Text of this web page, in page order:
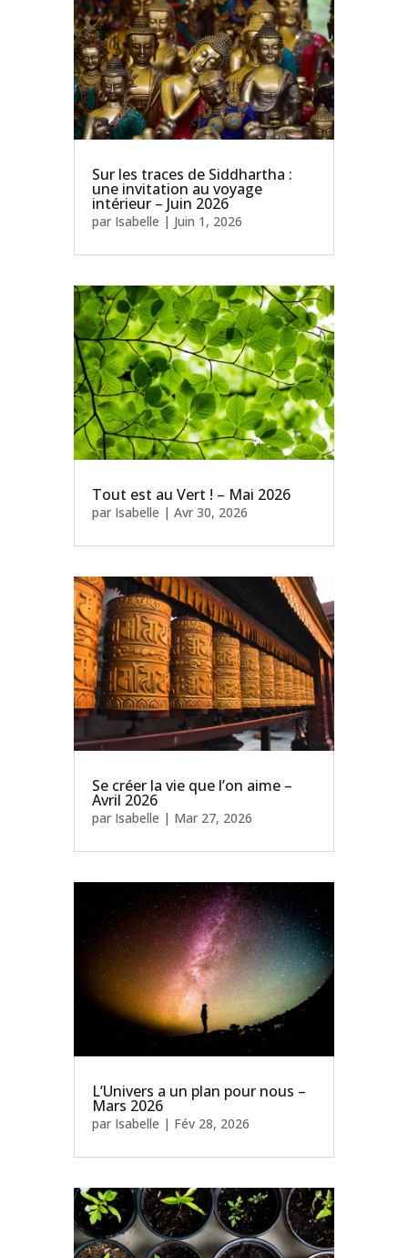
Sur les traces de Siddhartha :
une invitation au voyage
intérieur – Juin 2026
par Isabelle | Juin 1, 2026
Tout est au Vert ! – Mai 2026
par Isabelle | Avr 30, 2026
Se créer la vie que l’on aime –
Avril 2026
par Isabelle | Mar 27, 2026
L’Univers a un plan pour nous –
Mars 2026
par Isabelle | Fév 28, 2026